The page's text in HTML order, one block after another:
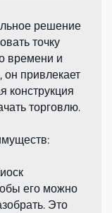
решение
точку
времени и
привлекает
конструкция
торговлю.
его можно
Это